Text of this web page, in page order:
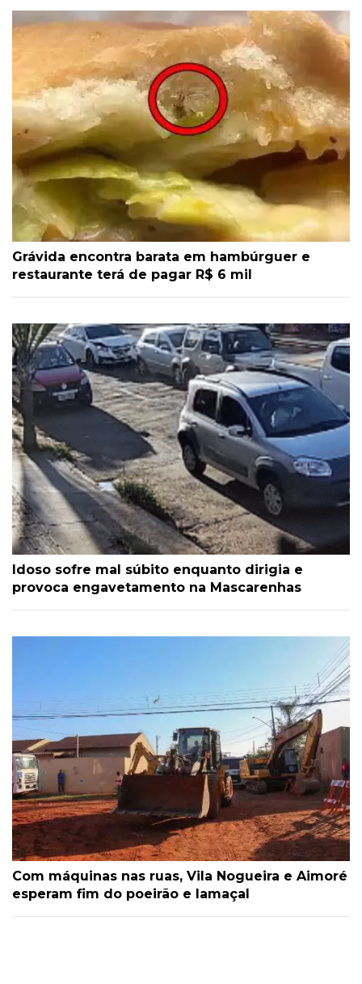
Grávida encontra barata em hambúrguer e
restaurante terá de pagar R$ 6 mil
Idoso sofre mal súbito enquanto dirigia e
provoca engavetamento na Mascarenhas
Com máquinas nas ruas, Vila Nogueira e Aimoré
esperam fim do poeirão e lamaçal